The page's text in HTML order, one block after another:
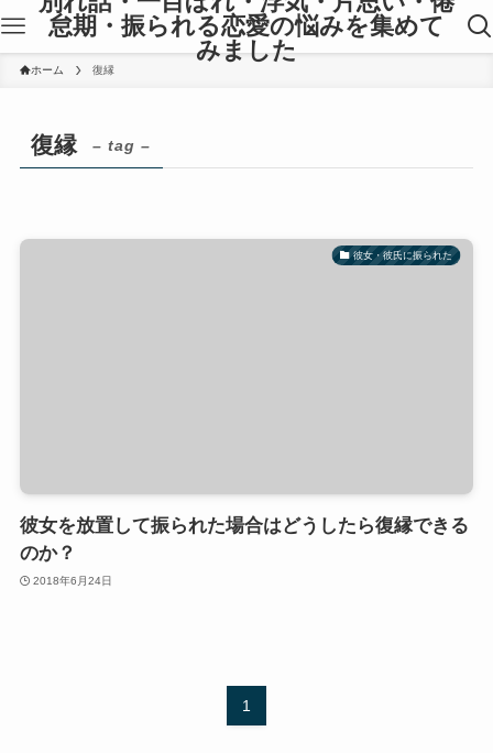
怠期・振られる恋愛の悩みを集めて
みました
ホーム 復縁
復縁 – tag –
彼女・彼氏に振られた
彼女を放置して振られた場合はどうしたら復縁できる
のか？
2018年6月24日
1